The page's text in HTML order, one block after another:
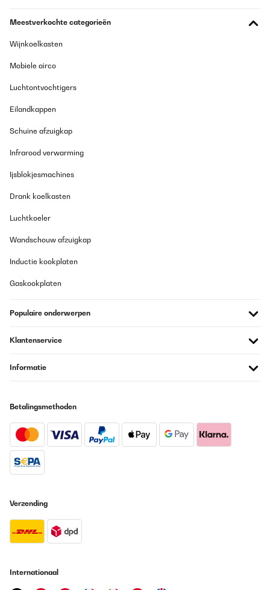
Meestverkochte categorieën
Wijnkoelkasten
Mobiele airco
Luchtontvochtigers
Eilandkappen
Schuine afzuigkap
Infrarood verwarming
Ijsblokjesmachines
Drank koelkasten
Luchtkoeler
Wandschouw afzuigkap
Inductie kookplaten
Gaskookplaten
Populaire onderwerpen
Klantenservice
Informatie
Betalingsmethoden
Verzending
Internationaal